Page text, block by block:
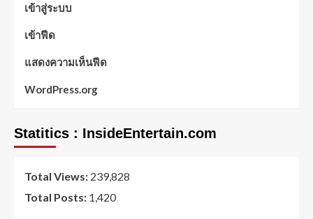
เข้าสู่ระบบ
เข้าฟีด
แสดงความเห็นฟีด
WordPress.org
Statitics : InsideEntertain.com
Total Views: 239,828
Total Posts: 1,420